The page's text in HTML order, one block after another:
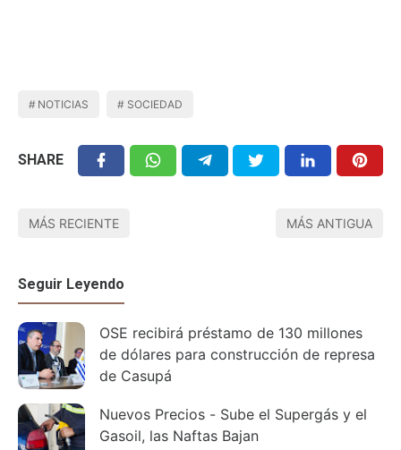
NOTICIAS SOCIEDAD
SHARE
MÁS RECIENTE MÁS ANTIGUA
Seguir Leyendo
OSE recibirá préstamo de 130 millones
de dólares para construcción de represa
de Casupá
Nuevos Precios - Sube el Supergás y el
Gasoil, las Naftas Bajan